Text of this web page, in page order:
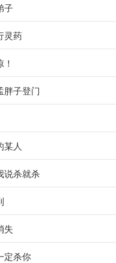
子
灵药
胖子登门
某人
说杀就杀
失
定杀你